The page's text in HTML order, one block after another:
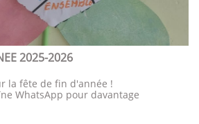
2025-2026
la fête de fin d'année !
WhatsApp pour davantage